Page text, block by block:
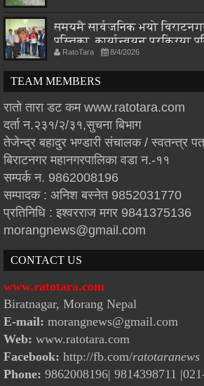
समयमै सार्वजनिक भयो
पुस्तिका, कार्यान्वयन प्रक्रिया
RatoTara 8/4/2026
TEAM MEMBERS
रातो तारा डट कम www.ratotara.com
दर्ता न.२३१/२/३१,सुचना बिभाग
तेजेन्द्र बहादुर भण्डारी संचालक / स्वतन्त्र
बिराटनगर महानगरपालिका वडा न.-११
सम्पर्क न. 9862008196
सम्पादक : अनिश बस्नेत 9852031770
प्रतिनिधि : इश्वरराज मगर 9841375136
morangnews@gmail.com
CONTACT US
www.ratotara.com
Biratnagar, Morang Nepal
E-mail: morangnews@gmail.com
Web: www.ratotara.com
Facebook: http://fb.com/ratotaranews
Phone: 9862008196| 9814398711